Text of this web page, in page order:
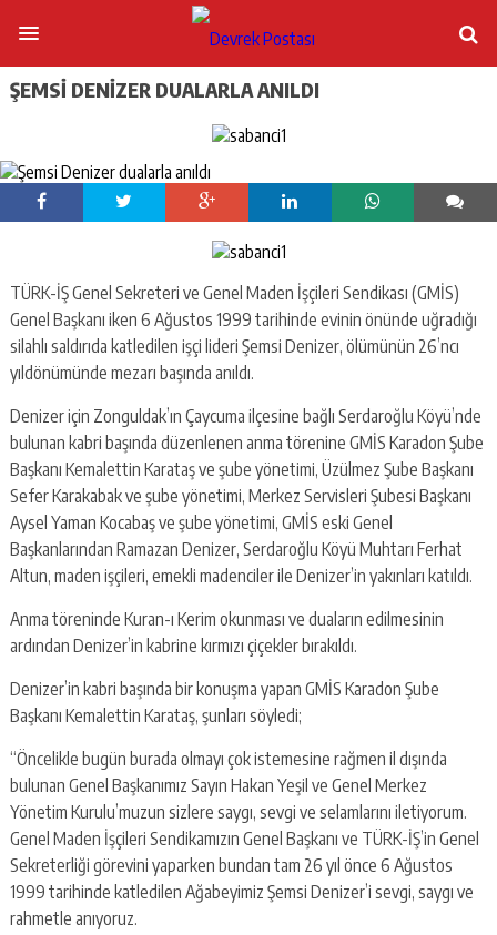
ŞEMSI DENIZER DUALARLA ANILDI
TÜRK-İŞ Genel Sekreteri ve Genel Maden İşçileri Sendikası (GMİS)
Genel Başkanı iken 6 Ağustos 1999 tarihinde evinin önünde uğradığı
silahlı saldırıda katledilen işçi lideri Şemsi Denizer, ölümünün 26’ncı
yıldönümünde mezarı başında anıldı.
Denizer için Zonguldak’ın Çaycuma ilçesine bağlı Serdaroğlu Köyü’nde
bulunan kabri başında düzenlenen anma törenine GMİS Karadon Şube
Başkanı Kemalettin Karataş ve şube yönetimi, Üzülmez Şube Başkanı
Sefer Karakabak ve şube yönetimi, Merkez Servisleri Şubesi Başkanı
Aysel Yaman Kocabaş ve şube yönetimi, GMİS eski Genel
Başkanlarından Ramazan Denizer, Serdaroğlu Köyü Muhtarı Ferhat
Altun, maden işçileri, emekli madenciler ile Denizer’in yakınları katıldı.
Anma töreninde Kuran-ı Kerim okunması ve duaların edilmesinin
ardından Denizer’in kabrine kırmızı çiçekler bırakıldı.
Denizer’in kabri başında bir konuşma yapan GMİS Karadon Şube
Başkanı Kemalettin Karataş, şunları söyledi;
“Öncelikle bugün burada olmayı çok istemesine rağmen il dışında
bulunan Genel Başkanımız Sayın Hakan Yeşil ve Genel Merkez
Yönetim Kurulu’muzun sizlere saygı, sevgi ve selamlarını iletiyorum.
Genel Maden İşçileri Sendikamızın Genel Başkanı ve TÜRK-İŞ’in Genel
Sekreterliği görevini yaparken bundan tam 26 yıl önce 6 Ağustos
1999 tarihinde katledilen Ağabeyimiz Şemsi Denizer’i sevgi, saygı ve
rahmetle anıyoruz.